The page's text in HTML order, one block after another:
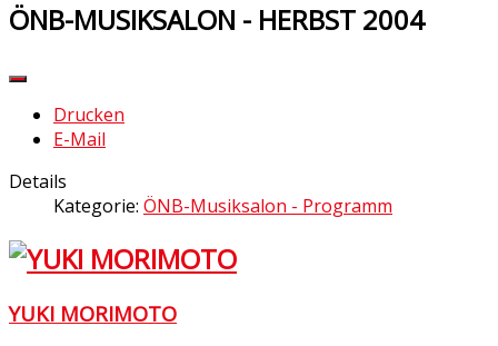
ÖNB-MUSIKSALON - HERBST 2004
Drucken
E-Mail
Details
Kategorie: ÖNB-Musiksalon - Programm
YUKI MORIMOTO